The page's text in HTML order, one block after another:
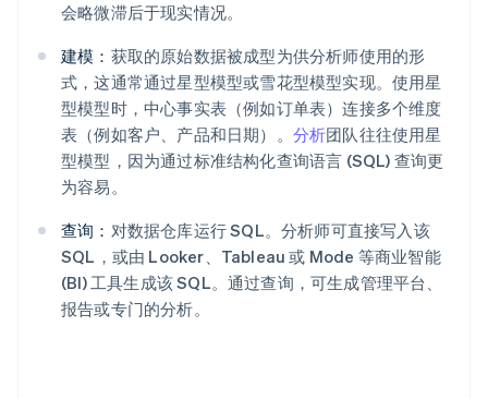
会略微滞后于现实情况。
建模： 获取的原始数据被成型为供分析师使用的形
式，这通常通过星型模型或雪花型模型实现。使用星
型模型时，中心事实表（例如订单表）连接多个维度
表（例如客户、产品和日期）。 分析团队往往使用星
型模型，因为通过标准结构化查询语言 (SQL) 查询更
为容易。
查询： 对数据仓库运行 SQL。分析师可直接写入该
SQL，或由 Looker、Tableau 或 Mode 等商业智能
(BI) 工具生成该 SQL。通过查询，可生成管理平台、
报告或专门的分析。